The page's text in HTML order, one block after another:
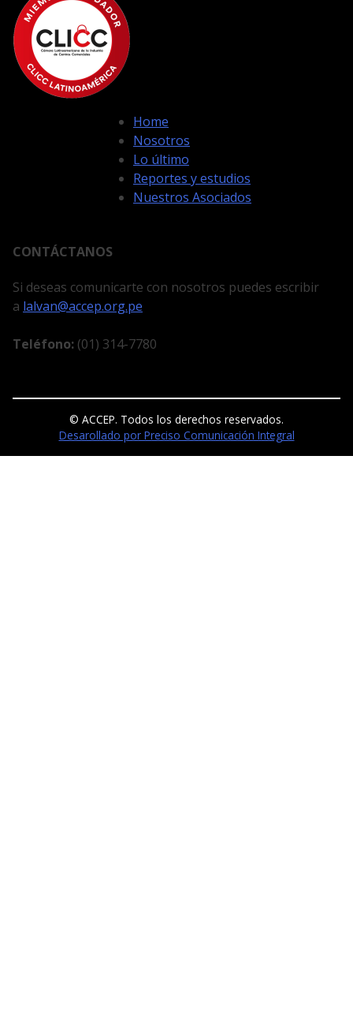
Home
Nosotros
Lo último
Reportes y estudios
Nuestros Asociados
CONTÁCTANOS
Si deseas comunicarte con nosotros puedes escribir
a lalvan@accep.org.pe
Teléfono: (01) 314-7780
© ACCEP. Todos los derechos reservados.
Desarollado por Preciso Comunicación Integral